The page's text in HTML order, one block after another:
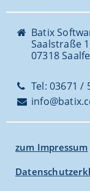
Batix
Saalstraße
07318
Tel: 03671 /
zum Impressum